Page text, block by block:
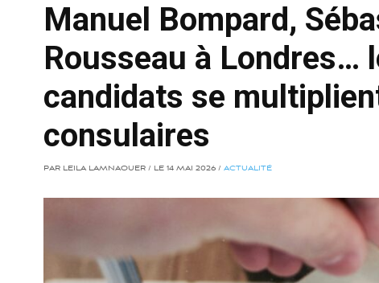
Manuel Bompard,
Rousseau à Londres…
candidats se
consulaires
PAR LEILA LAMNAOUER / LE 14 MAI 2026 / ACTUALITÉ